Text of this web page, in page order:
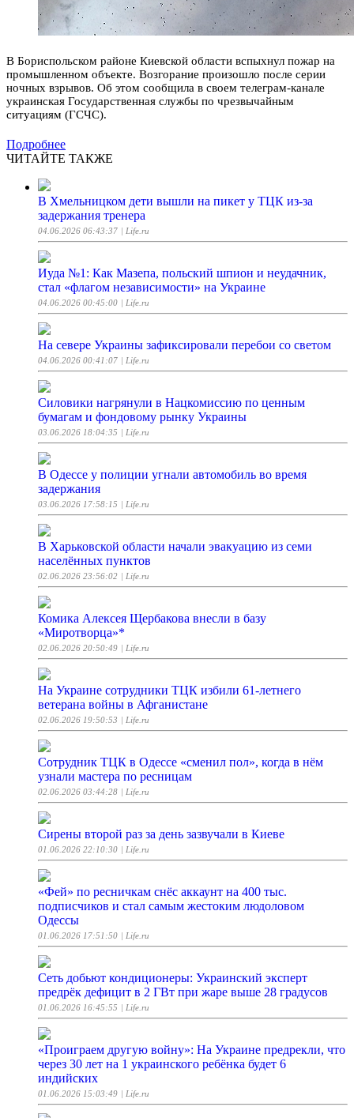
В Бориспольском районе Киевской области вспыхнул пожар на
промышленном объекте. Возгорание произошло после серии
ночных взрывов. Об этом сообщила в своем телеграм-канале
украинская Государственная службы по чрезвычайным
ситуациям (ГСЧС).
Подробнее
ЧИТАЙТЕ ТАКЖЕ
В Хмельницком дети вышли на пикет у ТЦК из-за
задержания тренера
04.06.2026 06:43:37 | Life.ru
Иуда №1: Как Мазепа, польский шпион и неудачник,
стал «флагом независимости» на Украине
04.06.2026 00:45:00 | Life.ru
На севере Украины зафиксировали перебои со светом
04.06.2026 00:41:07 | Life.ru
Силовики нагрянули в Нацкомиссию по ценным
бумагам и фондовому рынку Украины
03.06.2026 18:04:35 | Life.ru
В Одессе у полиции угнали автомобиль во время
задержания
03.06.2026 17:58:15 | Life.ru
В Харьковской области начали эвакуацию из семи
населённых пунктов
02.06.2026 23:56:02 | Life.ru
Комика Алексея Щербакова внесли в базу
«Миротворца»*
02.06.2026 20:50:49 | Life.ru
На Украине сотрудники ТЦК избили 61-летнего
ветерана войны в Афганистане
02.06.2026 19:50:53 | Life.ru
Сотрудник ТЦК в Одессе «сменил пол», когда в нём
узнали мастера по ресницам
02.06.2026 03:44:28 | Life.ru
Сирены второй раз за день зазвучали в Киеве
01.06.2026 22:10:30 | Life.ru
«‎Фей» по ресничкам снёс аккаунт на 400 тыс.
подписчиков и стал самым жестоким людоловом
Одессы
01.06.2026 17:51:50 | Life.ru
Сеть добьют кондиционеры: Украинский эксперт
предрёк дефицит в 2 ГВт при жаре выше 28 градусов
01.06.2026 16:45:55 | Life.ru
«Проиграем другую войну»: На Украине предрекли, что
через 30 лет на 1 украинского ребёнка будет 6
индийских
01.06.2026 15:03:49 | Life.ru